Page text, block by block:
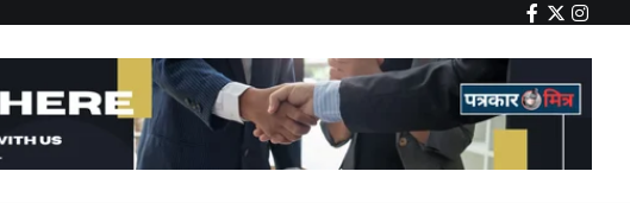
facebook
twitter